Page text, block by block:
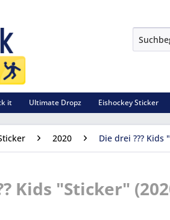
it Ultimate Dropz Eishockey Sticker
2020 Die drei ???
Kids "Sticker"